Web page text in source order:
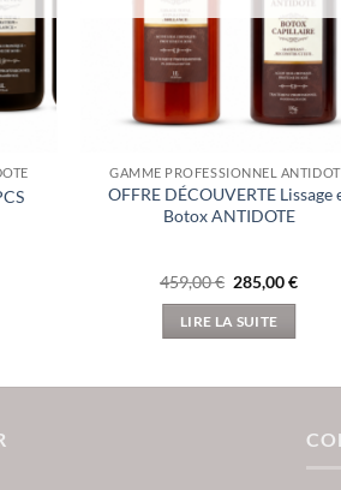
GAMME PROFESSIONNEL
OFFRE DÉCOUVERTE Lissage
Botox ANTIDOTE
459,00€ Le
prix
initial
était :
285,00€Le
LIRE LA SUITE